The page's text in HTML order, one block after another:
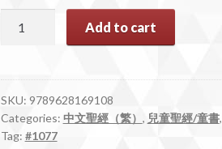
靈
修
聖
經
Add to cart
SKU: 9789628169108
Categories: 中文聖經（繁） , 兒童聖經/童書,
Tag: #1077